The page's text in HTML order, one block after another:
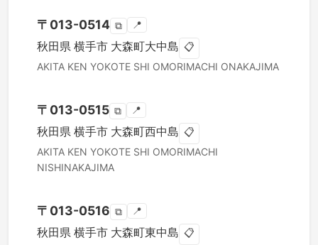
〒 013-0514 ⧉ 📍
秋田県 横手市 大森町大中島 📋
AKITA KEN YOKOTE SHI OMORIMACHI ONAKAJIMA
〒 013-0515 ⧉ 📍
秋田県 横手市 大森町西中島 📋
AKITA KEN YOKOTE SHI OMORIMACHI
NISHINAKAJIMA
〒 013-0516 ⧉ 📍
秋田県 横手市 大森町東中島 📋